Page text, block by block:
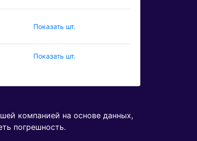
Показать шт.
Показать шт.
компанией на основе данных,
погрешность.